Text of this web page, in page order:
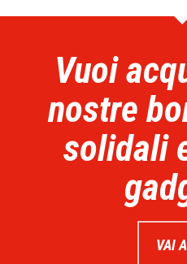
Vuoi
nostre
solidali
VAI